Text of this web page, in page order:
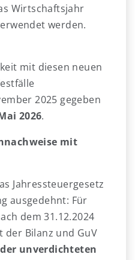
Wirtschaftsjahr
werden.
mit diesen neuen
2025 gegeben
2026.
mit
Jahressteuergesetz
ausgedehnt: Für
dem 31.12.2024
der Bilanz und GuV
unverdichteten